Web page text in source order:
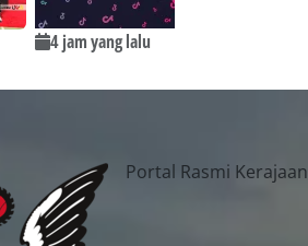
4 jam yang lalu
Portal Rasmi